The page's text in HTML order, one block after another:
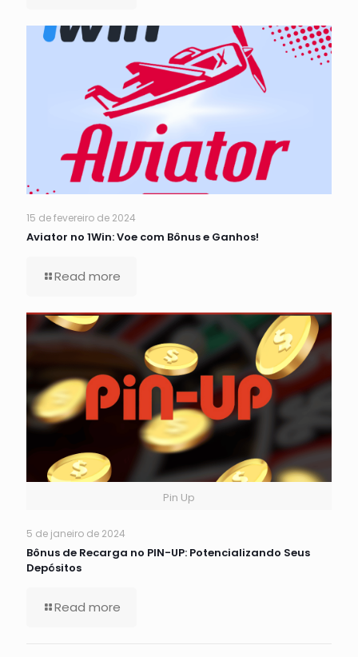
15 de fevereiro de 2024
Aviator no 1Win: Voe com Bônus e Ganhos!
Read more
Pin Up
5 de janeiro de 2024
Bônus de Recarga no PIN-UP: Potencializando Seus
Depósitos
Read more